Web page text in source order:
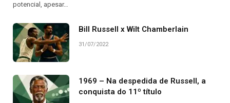
potencial, apesar…
Bill Russell x Wilt Chamberlain
31/07/2022
1969 – Na despedida de Russell, a
conquista do 11º título